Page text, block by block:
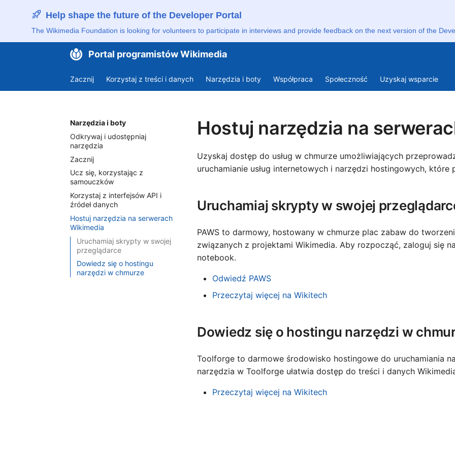
Help shape the future of the Developer Portal
The Wikimedia Foundation is looking for volunteers to participate in interviews and provide feedback on the next version of the
Portal programistów Wikimedia
Zacznij Korzystaj z treści i danych Narzędzia i boty Współpraca Społeczność Uzyskaj wsparcie
Narzędzia i boty
Odkrywaj i udostępniaj
narzędzia
Zacznij
Ucz się, korzystając z
samouczków
Korzystaj z interfejsów API i
źródeł danych
Hostuj narzędzia na serwerach
Wikimedia
Uruchamiaj skrypty w swojej
przeglądarce
Dowiedz się o hostingu
narzędzi w chmurze
Hostuj narzędzia na
Uzyskaj dostęp do usług w chmurze umożliwiających
uruchamianie usług internetowych i narzędzi hostingowych,
Uruchamiaj skrypty w swojej
PAWS to darmowy, hostowany w chmurze plac zabaw do
związanych z projektami Wikimedia. Aby rozpocząć, zaloguj się
notebook.
Odwiedź PAWS
Przeczytaj więcej na Wikitech
Dowiedz się o hostingu narzędzi w
Toolforge to darmowe środowisko hostingowe do uruchamiania
narzędzia w Toolforge ułatwia dostęp do treści i danych
Przeczytaj więcej na Wikitech